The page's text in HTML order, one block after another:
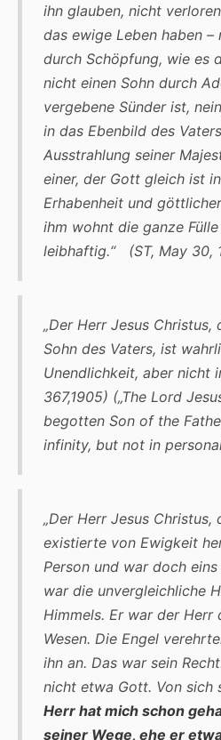
ihn glauben, nicht
das ewige Leben haben –
durch Schöpfung, wie es
nicht einen Sohn durch
vergebene Sünder ist,
in das Ebenbild des
Ausstrahlung seiner
einer, der Gott gleich ist
Erhabenheit und
ihm wohnt die ganze
leibhaftig.“ (ST, May 30,
„Der Herr Jesus Christus,
Sohn des Vaters, ist
Unendlichkeit, aber nicht
367,1905) („The Lord
begotten Son of the
infinity, but not in
„Der Herr Jesus Christus,
existierte von Ewigkeit
Person und war doch
war die unvergleichliche
Himmels. Er war der Herr
Wesen. Die Engel
ihn an. Das war sein
nicht etwa Gott. Von sich
Herr hat mich schon
seiner Wege, ehe er